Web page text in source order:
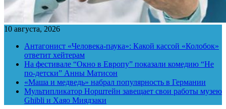
10 августа, 2026
Антагонист «Человека-паука»: Какой кассой «Колобок»
ответит хейтерам
На фестивале “Окно в Европу” показали комедию “Не
по-детски” Анны Матисон
«Маша и медведь» набрал популярность в Германии
Мультипликатор Норштейн завещает свои работы музею
Ghibli и Хаяо Миядзаки